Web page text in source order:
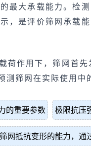
最大承载能力。检
，是评价筛网承载
作用下，筛网首
筛网在实际使用中
的重要参数 极限抗压
网抵抗变形的能力，通